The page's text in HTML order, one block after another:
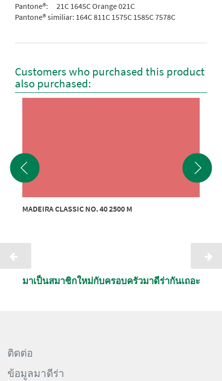
Pantone®:
21C 1645C Orange 021C
Pantone® similiar: 164C 811C 1575C 1585C 7578C
Customers who purchased this product
also purchased:
MADEIRA CLASSIC NO. 40 2500 M
มาเป็นสมาชิกใหม่กับครอบครัวมาดีร่ากันเถอะ
ติดต่อ
ข้อมูลมาดีร่า